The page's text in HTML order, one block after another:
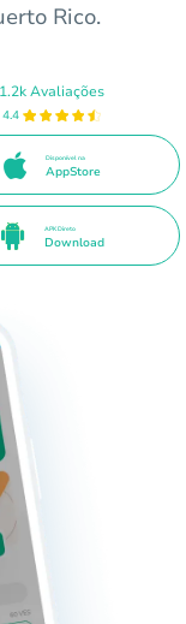
Rico.
1.2k Avaliações
4.4
Disponível na
AppStore
APK Direto
Download